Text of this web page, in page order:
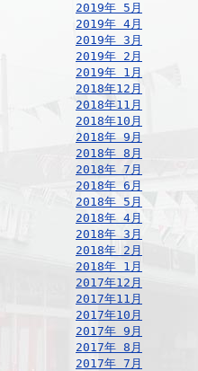
2019年 5月
2019年 4月
2019年 3月
2019年 2月
2019年 1月
2018年12月
2018年11月
2018年10月
2018年 9月
2018年 8月
2018年 7月
2018年 6月
2018年 5月
2018年 4月
2018年 3月
2018年 2月
2018年 1月
2017年12月
2017年11月
2017年10月
2017年 9月
2017年 8月
2017年 7月